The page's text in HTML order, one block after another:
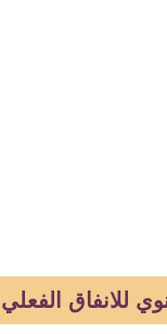
للانفاق الفعلي